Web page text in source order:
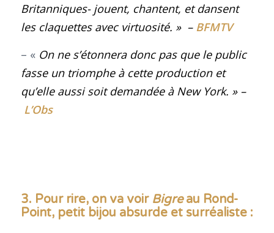
Britanniques- jouent, chantent, et dansent
les claquettes avec virtuosité. » – BFMTV
– « On ne s’étonnera donc pas que le public
fasse un triomphe à cette production et
qu’elle aussi soit demandée à New York. » –
L’Obs
3. Pour rire, on va voir Bigreau Rond-
Point, petit bijou absurde et surréaliste: